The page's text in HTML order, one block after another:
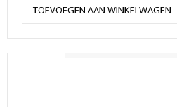
TOEVOEGEN AAN WINKELWAGEN